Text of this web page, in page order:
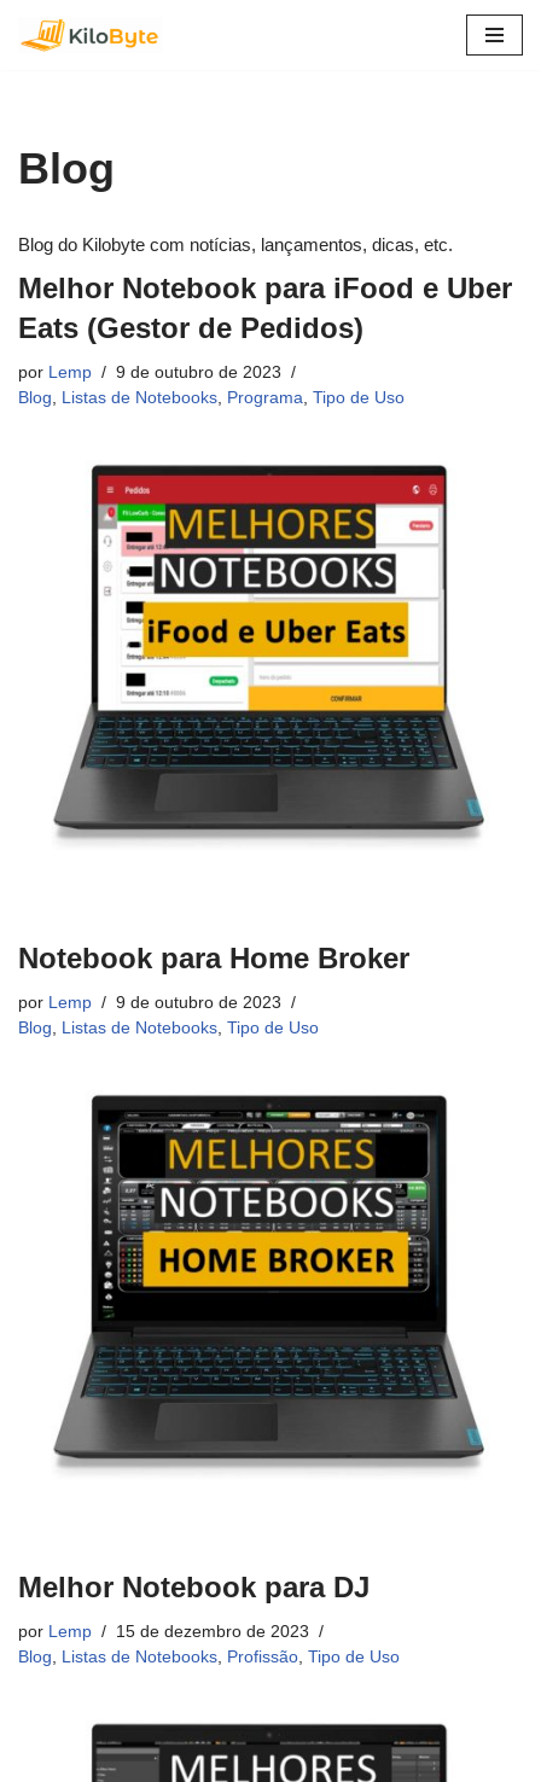
conteúdo
Blog
Blog do Kilobyte com notícias, lançamentos, dicas, etc.
Melhor Notebook para iFood e Uber
Eats (Gestor de Pedidos)
por Lemp
9 de outubro de 2023
Blog, Listas de Notebooks, Programa, Tipo de Uso
Notebook para Home Broker
por Lemp
9 de outubro de 2023
Blog
Listas de Notebooks Tipo de Uso
Melhor Notebook para DJ
por Lemp
15 de dezembro de 2023
Blog, Listas de Notebooks, Profissão, Tipo de Uso